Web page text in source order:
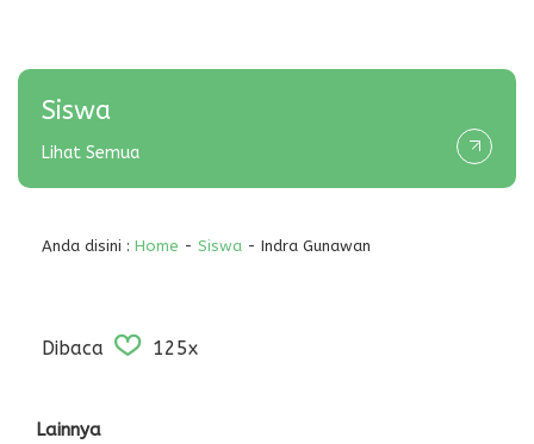
Siswa
Lihat Semua
Anda disini : Home - Siswa - Indra Gunawan
Dibaca 125x
Lainnya